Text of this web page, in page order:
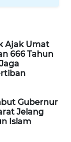
Ajak Umat
666 Tahun
Gubernur
Jelang
Islam